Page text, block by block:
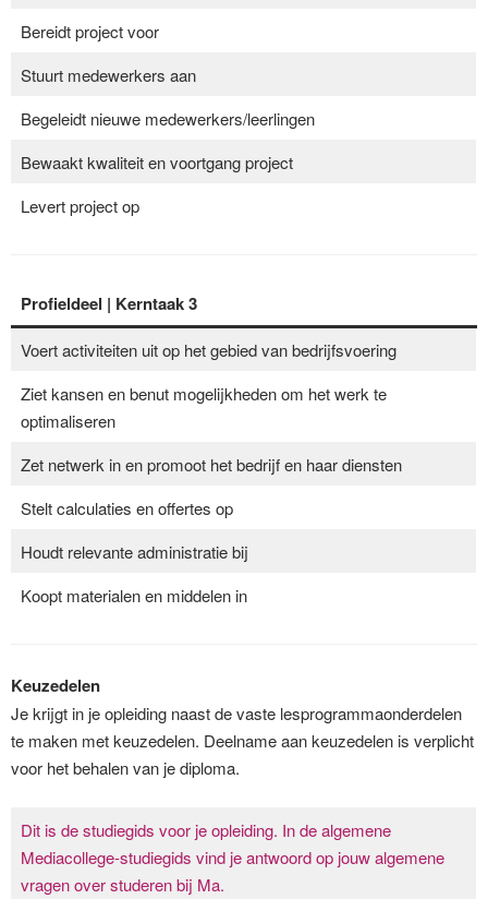
Bereidt project voor
Stuurt medewerkers aan
Begeleidt nieuwe medewerkers/leerlingen
Bewaakt kwaliteit en voortgang project
Levert project op
Profieldeel | Kerntaak3
Voert activiteiten uit op het gebied van bedrijfsvoering
Ziet kansen en benut mogelijkheden om het werk te
optimaliseren
Zet netwerk in en promoot het bedrijf en haar diensten
Stelt calculaties en offertes op
Houdt relevante administratie bij
Koopt materialen en middelen in
Keuzedelen
Je krijgt in je opleiding naast de vaste lesprogrammaonderdelen
te maken met keuzedelen. Deelname aan keuzedelen is verplicht
voor het behalen van je diploma.
Dit is de studiegids voor je opleiding. In de algemene
Mediacollege-studiegids vind je antwoord op jouw algemene
vragen over studeren bij Ma.